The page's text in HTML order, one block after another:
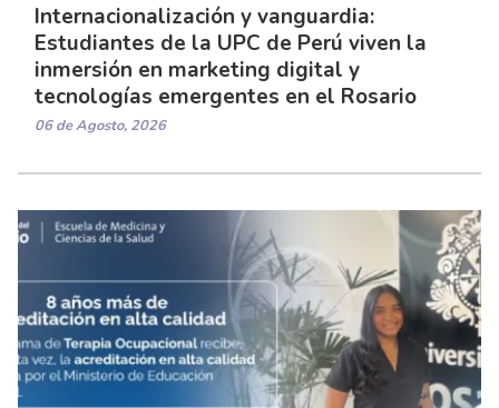
Internacionalización y vanguardia:
Estudiantes de la UPC de Perú viven la
inmersión en marketing digital y
tecnologías emergentes en el Rosario
06 de Agosto, 2026